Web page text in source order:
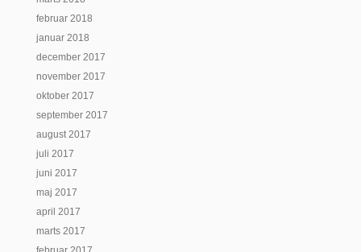
februar 2018
januar 2018
december 2017
november 2017
oktober 2017
september 2017
august 2017
juli 2017
juni 2017
maj 2017
april 2017
marts 2017